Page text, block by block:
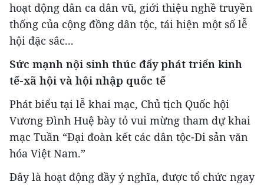
hoạt động dân ca dân vũ, giới thiệu nghề truyền
thống của cộng đồng dân tộc, tái hiện một số lễ
hội đặc sắc...
Sức mạnh nội sinh thúc đẩy phát triển kinh
tế-xã hội và hội nhập quốc tế
Phát biểu tại lễ khai mạc, Chủ tịch Quốc hội
Vương Đình Huệ bày tỏ vui mừng tham dự khai
mạc Tuần “Đại đoàn kết các dân tộc-Di sản văn
hóa Việt Nam.”
Đây là hoạt động đầy ý nghĩa, được tổ chức ngay